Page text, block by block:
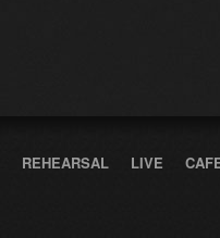
REHEARSAL LIVE